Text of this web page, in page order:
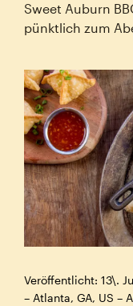
Sweet Auburn
pünktlich zum
Veröffentlicht: 13\.
– Atlanta, GA, US –